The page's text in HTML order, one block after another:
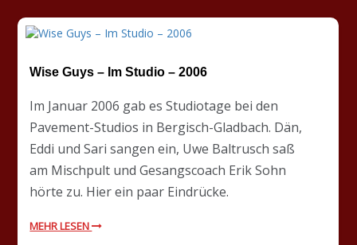
Wise Guys – Im Studio – 2006
Im Januar 2006 gab es Studiotage bei den
Pavement-Studios in Bergisch-Gladbach. Dän,
Eddi und Sari sangen ein, Uwe Baltrusch saß
am Mischpult und Gesangscoach Erik Sohn
hörte zu. Hier ein paar Eindrücke.
MEHR LESEN